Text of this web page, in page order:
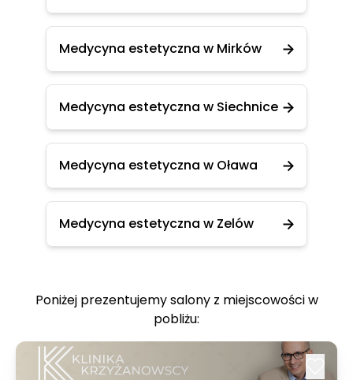
Medycyna estetyczna w Mirków
Medycyna estetyczna w Siechnice
Medycyna estetyczna w Oława
Medycyna estetyczna w Zelów
Poniżej prezentujemy salony z miejscowości w
pobliżu: